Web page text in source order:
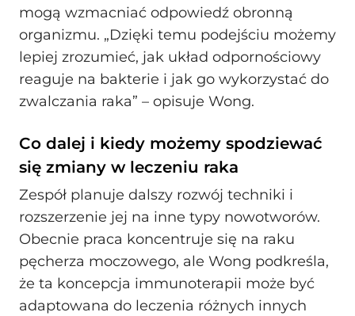
mogą wzmacniać odpowiedź obronną
organizmu. „Dzięki temu podejściu możemy
lepiej zrozumieć, jak układ odpornościowy
reaguje na bakterie i jak go wykorzystać do
zwalczania raka” – opisuje Wong.
Co dalej i kiedy możemy spodziewać
się zmiany w leczeniu raka
Zespół planuje dalszy rozwój techniki i
rozszerzenie jej na inne typy nowotworów.
Obecnie praca koncentruje się na raku
pęcherza moczowego, ale Wong podkreśla,
że ta koncepcja immunoterapii może być
adaptowana do leczenia różnych innych